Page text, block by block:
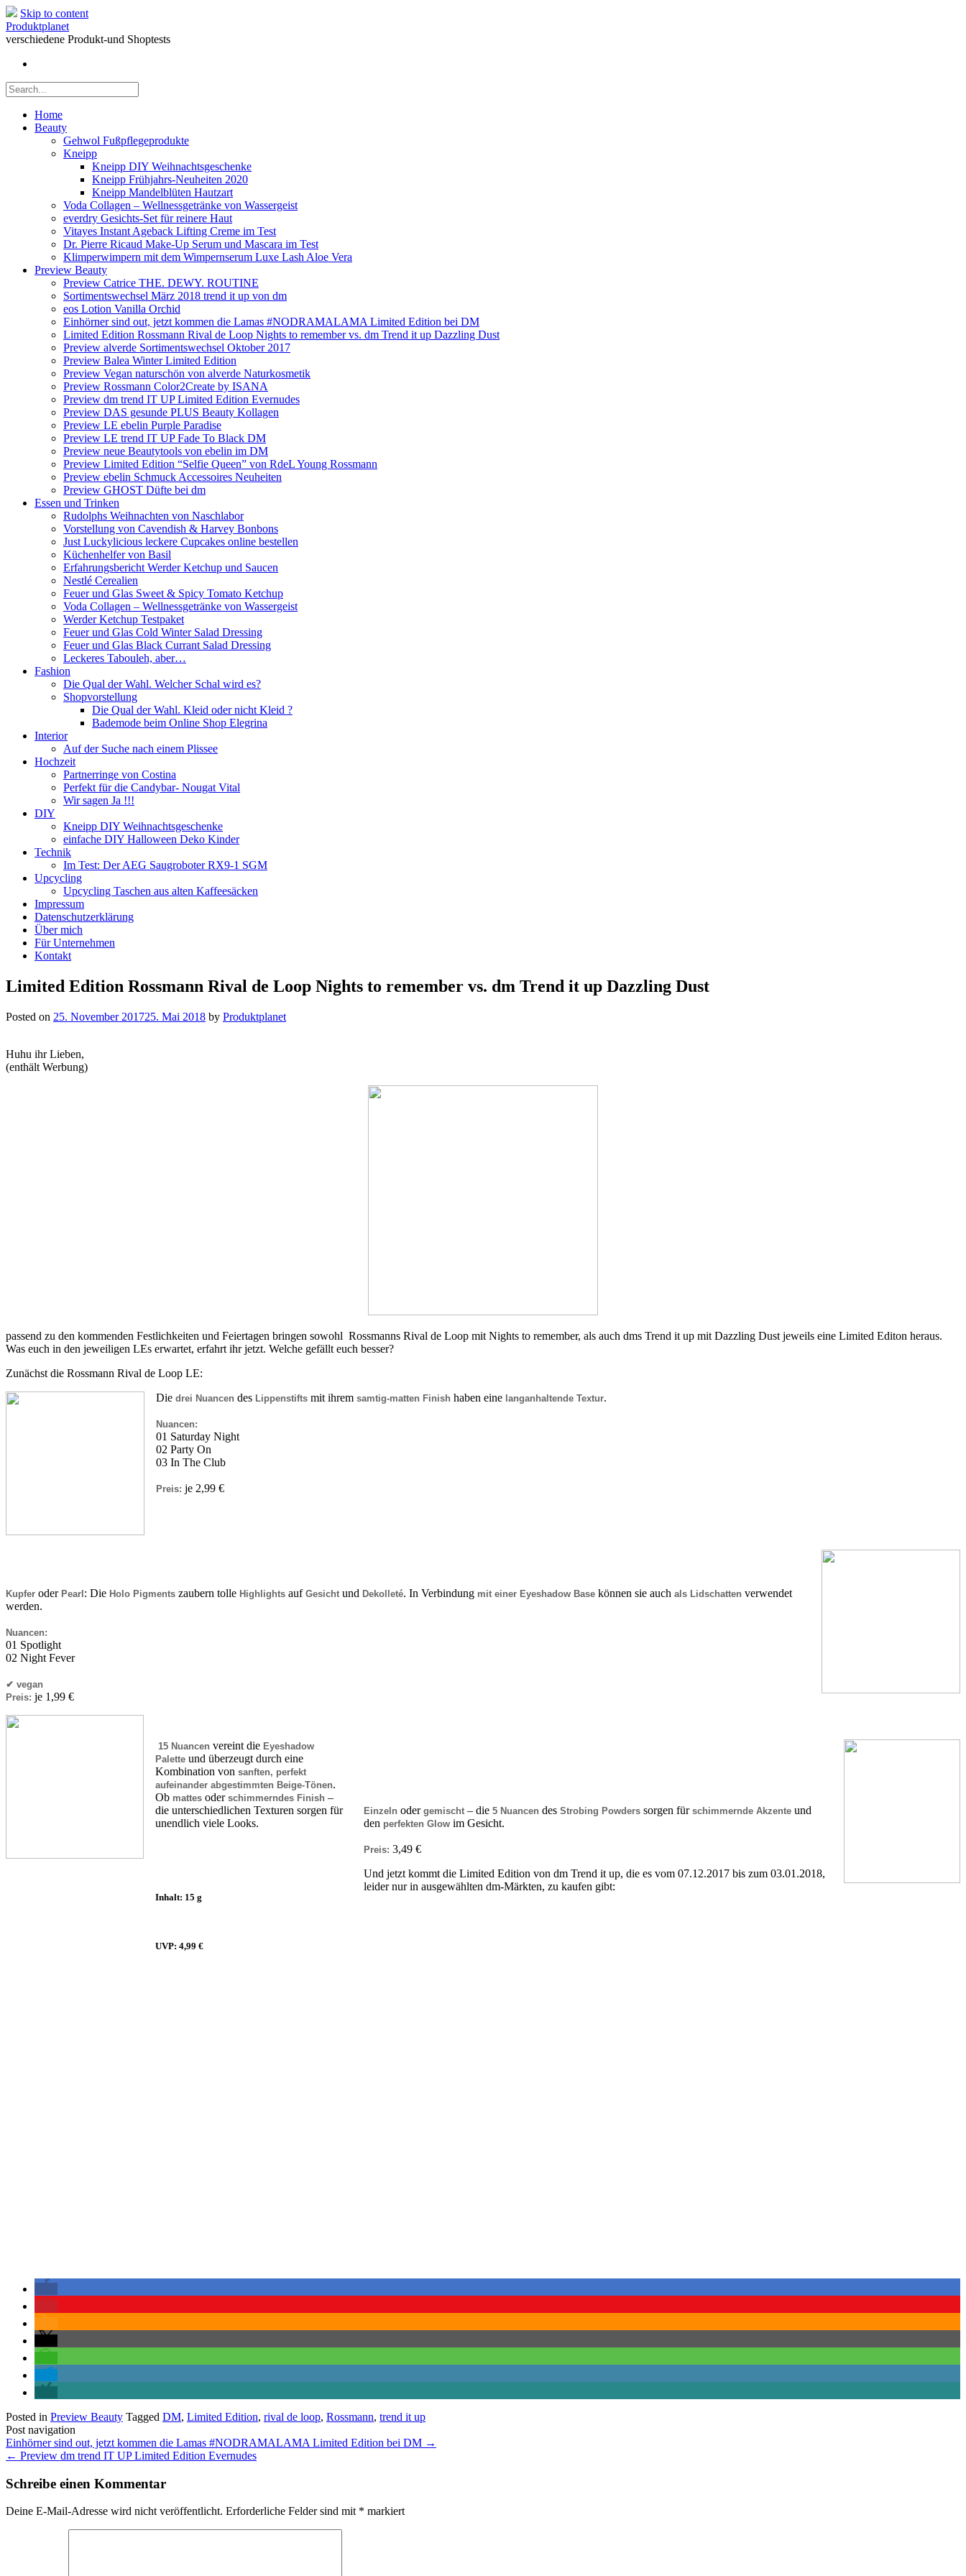
Skip to content
Produktplanet
verschiedene Produkt-und Shoptests
Home
Beauty
Gehwol Fußpflegeprodukte
Kneipp
Kneipp DIY Weihnachtsgeschenke
Kneipp Frühjahrs-Neuheiten 2020
Kneipp Mandelblüten Hautzart
Voda Collagen – Wellnessgetränke von Wassergeist
everdry Gesichts-Set für reinere Haut
Vitayes Instant Ageback Lifting Creme im Test
Dr. Pierre Ricaud Make-Up Serum und Mascara im Test
Klimperwimpern mit dem Wimpernserum Luxe Lash Aloe Vera
Preview Beauty
Preview Catrice THE. DEWY. ROUTINE
Sortimentswechsel März 2018 trend it up von dm
eos Lotion Vanilla Orchid
Einhörner sind out, jetzt kommen die Lamas #NODRAMALAMA Limited Edition bei DM
Limited Edition Rossmann Rival de Loop Nights to remember vs. dm Trend it up Dazzling Dust
Preview alverde Sortimentswechsel Oktober 2017
Preview Balea Winter Limited Edition
Preview Vegan naturschön von alverde Naturkosmetik
Preview Rossmann Color2Create by ISANA
Preview dm trend IT UP Limited Edition Evernudes
Preview DAS gesunde PLUS Beauty Kollagen
Preview LE ebelin Purple Paradise
Preview LE trend IT UP Fade To Black DM
Preview neue Beautytools von ebelin im DM
Preview Limited Edition “Selfie Queen” von RdeL Young Rossmann
Preview ebelin Schmuck Accessoires Neuheiten
Preview GHOST Düfte bei dm
Essen und Trinken
Rudolphs Weihnachten von Naschlabor
Vorstellung von Cavendish & Harvey Bonbons
Just Luckylicious leckere Cupcakes online bestellen
Küchenhelfer von Basil
Erfahrungsbericht Werder Ketchup und Saucen
Nestlé Cerealien
Feuer und Glas Sweet & Spicy Tomato Ketchup
Voda Collagen – Wellnessgetränke von Wassergeist
Werder Ketchup Testpaket
Feuer und Glas Cold Winter Salad Dressing
Feuer und Glas Black Currant Salad Dressing
Leckeres Tabouleh, aber…
Fashion
Die Qual der Wahl. Welcher Schal wird es?
Shopvorstellung
Die Qual der Wahl. Kleid oder nicht Kleid ?
Bademode beim Online Shop Elegrina
Interior
Auf der Suche nach einem Plissee
Hochzeit
Partnerringe von Costina
Perfekt für die Candybar- Nougat Vital
Wir sagen Ja !!!
DIY
Kneipp DIY Weihnachtsgeschenke
einfache DIY Halloween Deko Kinder
Technik
Im Test: Der AEG Saugroboter RX9-1 SGM
Upcycling
Upcycling Taschen aus alten Kaffeesäcken
Impressum
Datenschutzerklärung
Über mich
Für Unternehmen
Kontakt
Limited Edition Rossmann Rival de Loop Nights to remember vs. dm Trend it up Dazzling Dust
Posted on 25. November 201725. Mai 2018 by Produktplanet
Huhu ihr Lieben,
(enthält Werbung)
passend zu den kommenden Festlichkeiten und Feiertagen bringen sowohl Rossmanns Rival de Loop mit Nights to remember, als auch dms Trend it up mit Dazzling Dust jeweils eine Limited Editon heraus.
Was euch in den jeweiligen LEs erwartet, erfahrt ihr jetzt. Welche gefällt euch besser?
Zunächst die Rossmann Rival de Loop LE:
Die drei Nuancen des Lippenstifts mit ihrem samtig-matten Finish haben eine langanhaltende Textur.
Nuancen:
01 Saturday Night
02 Party On
03 In The Club
Preis: je 2,99 €
Kupfer oder Pearl : Die Holo Pigments zaubern tolle Highlights auf Gesicht und Dekolleté. In Verbindung mit einer Eyeshadow Base können sie auch als Lidschatten verwendet
werden.
Nuancen:
01 Spotlight
02 Night Fever
✔​ vegan
Preis: je 1,99 €
15 Nuancen vereint die Eyeshadow
Palette und überzeugt durch eine
Kombination von sanften, perfekt
aufeinander abgestimmten Beige-Tönen.
Ob mattes oderschimmerndes Finish –
die unterschiedlichen Texturen sorgen für
unendlich viele Looks.
Inhalt: 15 g
UVP: 4,99 €
Einzeln oder gemischt – die 5 Nuancen des Strobing Powders sorgen für schimmernde Akzente und
den perfekten Glow im Gesicht.
Preis: 3,49 €
Und jetzt kommt die Limited Edition von dm Trend it up, die es vom 07.12.2017 bis zum 03.01.2018,
leider nur in ausgewählten dm-Märkten, zu kaufen gibt:
Posted in Preview Beauty Tagged DM, Limited Edition, rival de loop, Rossmann, trend it up
Post navigation
Einhörner sind out, jetzt kommen die Lamas #NODRAMALAMA Limited Edition bei DM →
← Preview dm trend IT UP Limited Edition Evernudes
Schreibe einen Kommentar
Deine E-Mail-Adresse wird nicht veröffentlicht. Erforderliche Felder sind mit * markiert